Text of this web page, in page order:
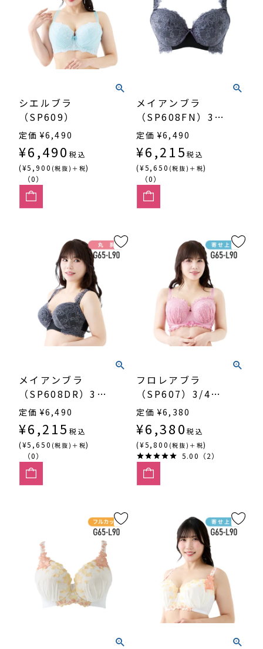
シエルブラ
（SP609）
定価 ¥6,490
¥6,490 税込
(¥5,900 (税抜)＋税)
（0）
メイアンブラ
（SP608FN）3/4
カップ寄せ上げ
定価 ¥6,490
¥6,215 税込
(¥5,650 (税抜)＋税)
（0）
メイアンブラ
（SP608DR）3/4
カップ丸胸
定価 ¥6,490
¥6,215 税込
(¥5,650 (税抜)＋税)
（0）
フロレアブラ
（SP607）3/4カ
ップ寄せ上げ
定価 ¥6,380
¥6,380 税込
(¥5,800 (税抜)＋税)
5.00（2）